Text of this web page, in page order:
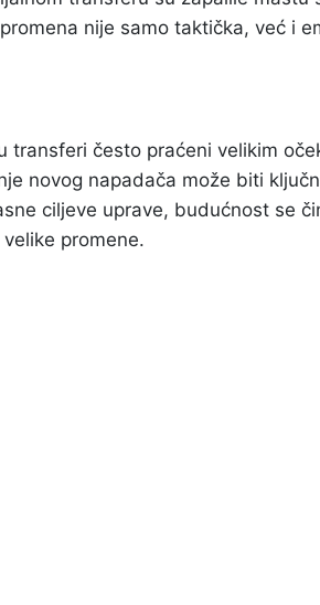
nije samo taktička, već i
transferi često praćeni velikim
novog napadača može biti
ciljeve uprave, budućnost se
promene.